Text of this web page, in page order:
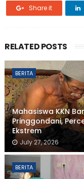
Share it
RELATED POSTS
BERITA
Mahasiswa KKN
Pringgondani,
Ekstrem
July 27, 2026
BERITA